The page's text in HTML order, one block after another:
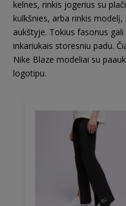
kelnes, rinkis jogerius su
kulkšnies, arba rinkis
aukštyje. Tokius fasonus
inkariukais storesniu padu.
Nike Blaze modeliai su
logotipu.